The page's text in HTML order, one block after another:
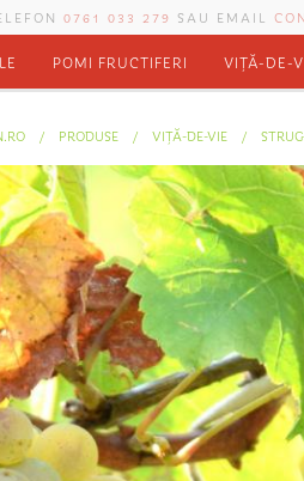
0761 033 279 SAU EMAIL
POMI FRUCTIFERI VIȚĂ-DE-
PRODUSE VIȚĂ-DE-VIE